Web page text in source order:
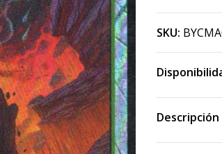
SKU:
Descripción